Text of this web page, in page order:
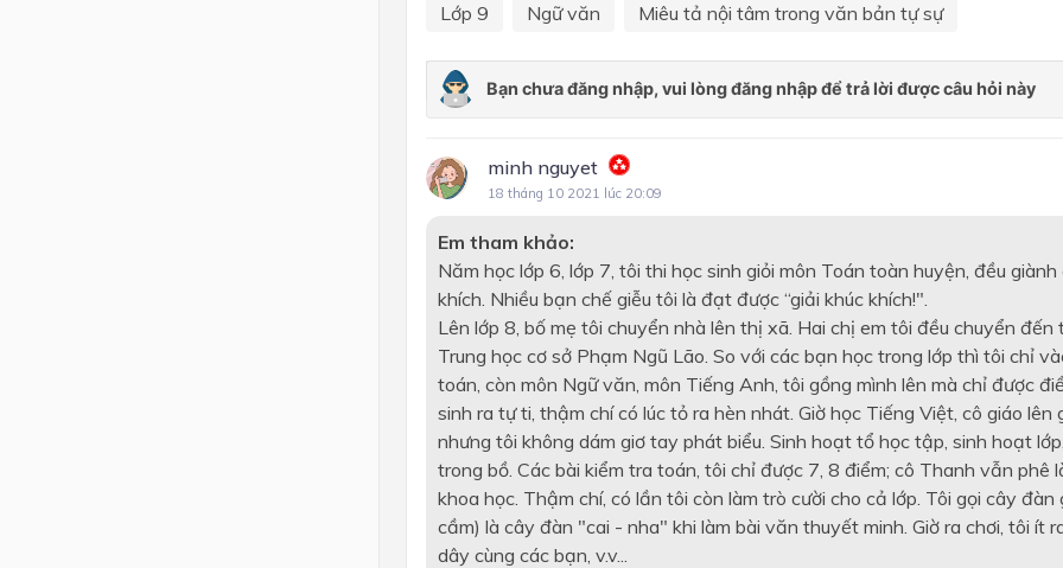
Lớp 9 Ngữ văn Miêu tả nội tâm trong văn bản tự sự
minh nguyet
18 tháng 10 2021 lúc 20:09
Em tham khảo:
Năm học lớp 6, lớp 7, tôi thi học sinh giỏi môn Toán toàn huyện, đều
khích. Nhiều bạn chế giễu tôi là đạt được “giải khúc khích!".
Lên lớp 8, bố mẹ tôi chuyển nhà lên thị xã. Hai chị em tôi đều chuyển đến
Trung học cơ sở Phạm Ngũ Lão. So với các bạn học trong lớp thì tôi chỉ
toán, còn môn Ngữ văn, môn Tiếng Anh, tôi gồng mình lên mà chỉ được
sinh ra tự ti, thậm chí có lúc tỏ ra hèn nhát. Giờ học Tiếng Việt, cô giáo lên
nhưng tôi không dám giơ tay phát biểu. Sinh hoạt tổ học tập, sinh hoạt
trong bồ. Các bài kiểm tra toán, tôi chỉ được 7, 8 điểm; cô Thanh vẫn phê
khoa học. Thậm chí, có lần tôi còn làm trò cười cho cả lớp. Tôi gọi cây đàn
cầm) là cây đàn "cai - nha" khi làm bài văn thuyết minh. Giờ ra chơi, tôi ít
dây cùng các bạn, v.v...